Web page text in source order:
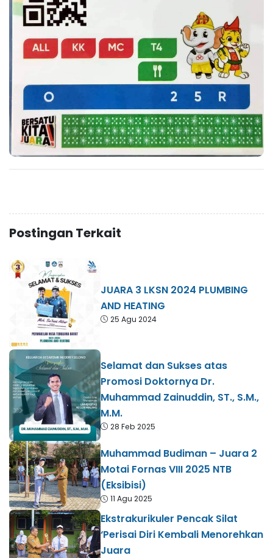
Postingan Terkait
JUARA 3 LKSN 2024 PLUMBING
AND HEATING
25 Agu 2024
Selamat dan Sukses atas
Promosi Doktornya Dr.
Muhammad Zainuddin, ST., S.M.,
M.M.
28 Feb 2025
Muhammad Budiman – Juara 2
Motai Fornas VIII 2025 NTB
(Eksibisi)
11 Agu 2025
Ekstrakurikuler Pencak Silat
‘Perisai Diri Kembali Menorehkan
Juara